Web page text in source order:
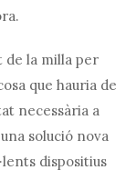
de la milla per
que hauria de
necessària a
solució nova
dispositius